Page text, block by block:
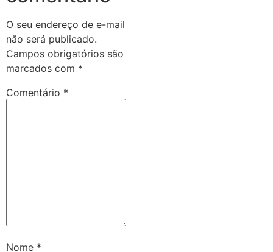
O seu endereço de e-mail
não será publicado.
Campos obrigatórios são
marcados com *
Comentário *
Nome *